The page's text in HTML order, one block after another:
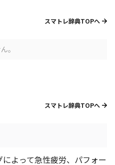
スマトレ辞典TOPへ
。
スマトレ辞典TOPへ
よって急性疲労、パフォー